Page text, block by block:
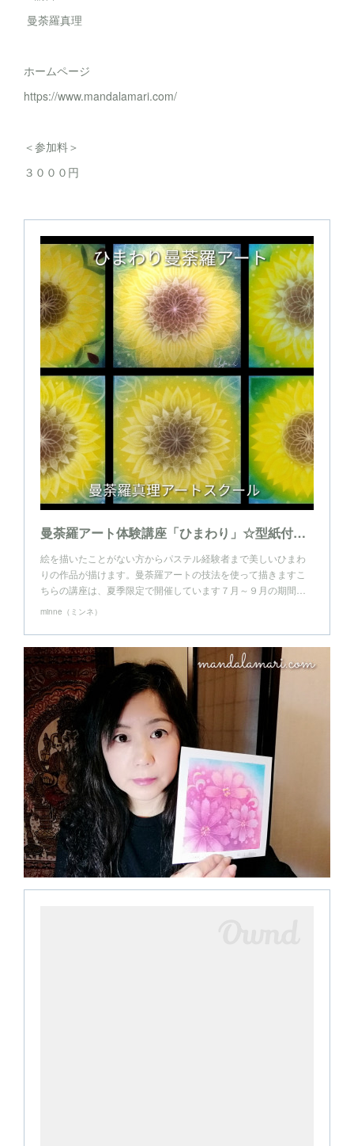
曼荼羅真理
ホームページ
https://www.mandalamari.com/
＜参加料＞
３０００円
曼荼羅アート体験講座「ひまわり」☆型紙付・オンラインチケット
絵を描いたことがない方からパステル経験者まで美しいひまわ
りの作品が描けます。曼荼羅アートの技法を使って描きますこ
ちらの講座は、夏季限定で開催しています７月～９月の期間…
minne（ミンネ）